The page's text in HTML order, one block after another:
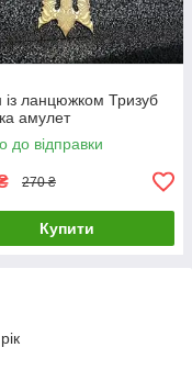
із ланцюжком Тризуб
амулет
до відправки
270 ₴
Купити